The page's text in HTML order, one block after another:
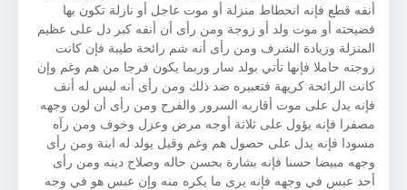
أنفه قطع فإنه انحطاط منزلة أو موت عاجل أو نازلة تكون بها
فضيحته أو موت ولد أو زوجة ومن رأى أن أنفه كبر دل على عظيم
المنزلة وزيادة الشرف ومن رأى أنه شم رائحة طيبة فإن كانت
زوجته حاملا فإنها تأتي بولد سار وربما يكون فرجا من هم وغم وإن
كانت الرائحة كريهة فتعبيره ضد ذلك ومن رأى أنه ليس له أنف
فإنه يدل على موت أقاربه السرور والفرح ومن رأى أن لون وجهه
مصفرا فإنه يؤول على ثلاثة أوجه مرض وعزل وخوف ومن رآه
مسودا فإنه يدل على حصول هم وغم وقيل يولد له ابنة ومن رأى
وجهه مبيضا حسنا فإنه بشارة بحسن حاله وصلاح دينه ومن رأى
أحد عبس في وجهه فإنه يرى ما يكره منه وإن عبس هو في وجه